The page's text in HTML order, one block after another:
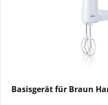
Basisgerät für Braun